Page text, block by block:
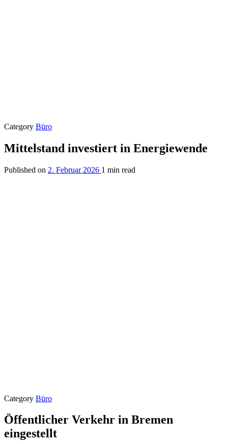
Category Büro
Mittelstand investiert in Energiewende
Published on 2. Februar 2026 1 min read
Category Büro
Öffentlicher Verkehr in Bremen
eingestellt